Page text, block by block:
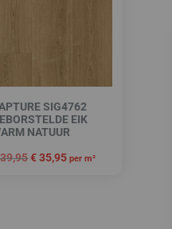
SIG4762
EIK
NATUUR
€35,95 per m²